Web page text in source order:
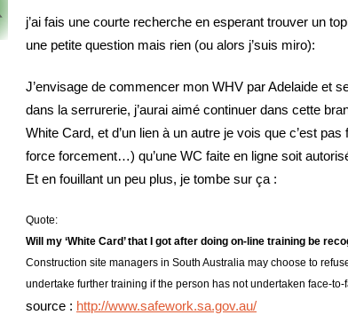
j’ai fais une courte recherche en esperant trouver un
une petite question mais rien (ou alors j’suis miro):
J’envisage de commencer mon WHV par Adelaide et
dans la serrurerie, j’aurai aimé continuer dans cette
White Card, et d’un lien à un autre je vois que c’est
force forcement…) qu’une WC faite en ligne soit
Et en fouillant un peu plus, je tombe sur ça :
Quote:
Will my ‘White Card’ that I got after doing on-line training be
Construction site managers in South Australia may choose to
undertake further training if the person has not undertaken face-to-
source : http://www.safework.sa.gov.au/